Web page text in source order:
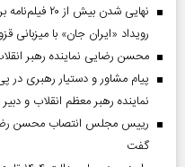
نهایی شدن
رویداد «ایران جان» با میزبانی
محسن رضایی نماینده رهبر
پیام مشاور و دستیار رهبری
نماینده رهبر معظم انقلاب و
رییس مجلس انتصاب محسن
گفت